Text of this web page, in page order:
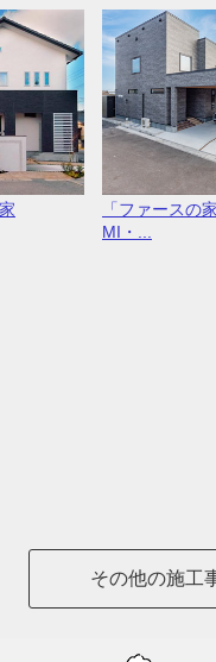
「ファースの
MI・...
その他の施工